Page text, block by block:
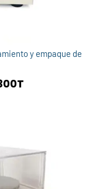
y empaque de